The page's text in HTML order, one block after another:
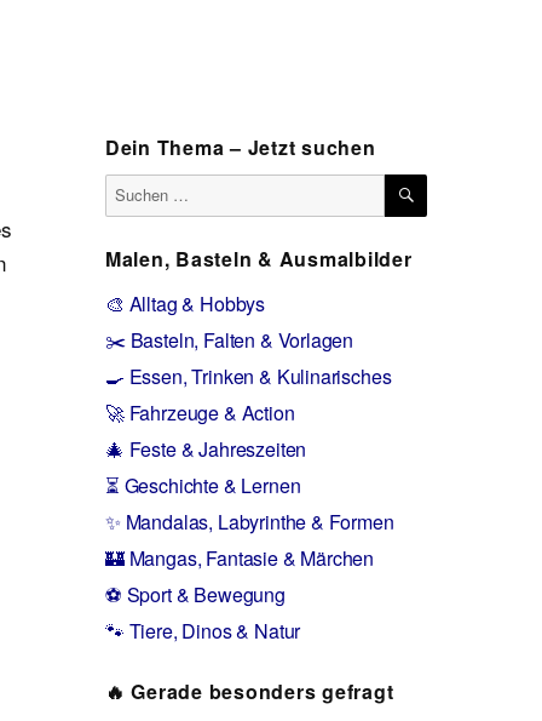
Dein Thema – Jetzt suchen
Suchen
nach:
SUCHEN
Malen, Basteln & Ausmalbilder
🎨 Alltag & Hobbys
✂️ Basteln, Falten & Vorlagen
🍳 Essen, Trinken & Kulinarisches
🚀 Fahrzeuge & Action
🎄 Feste & Jahreszeiten
⏳ Geschichte & Lernen
✨ Mandalas, Labyrinthe & Formen
🏰 Mangas, Fantasie & Märchen
⚽ Sport & Bewegung
🐾 Tiere, Dinos & Natur
🔥 Gerade besonders gefragt